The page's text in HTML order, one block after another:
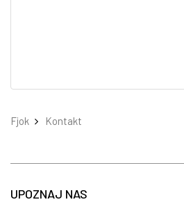
Fjok Kontakt
UPOZNAJ NAS